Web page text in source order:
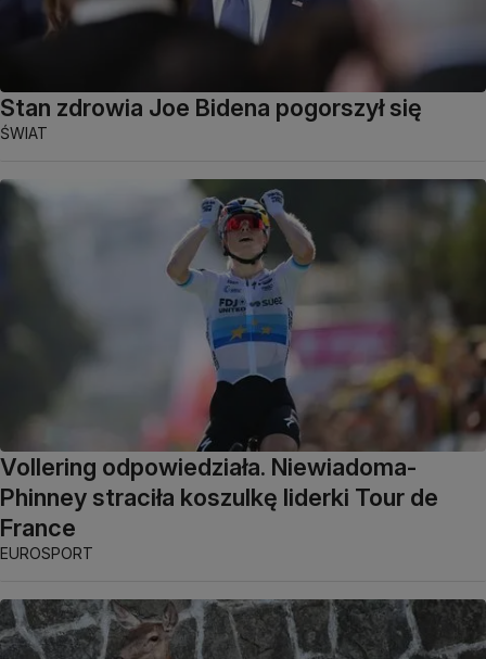
Stan zdrowia Joe Bidena pogorszył się
ŚWIAT
Vollering odpowiedziała. Niewiadoma-
Phinney straciła koszulkę liderki Tour de
France
EUROSPORT